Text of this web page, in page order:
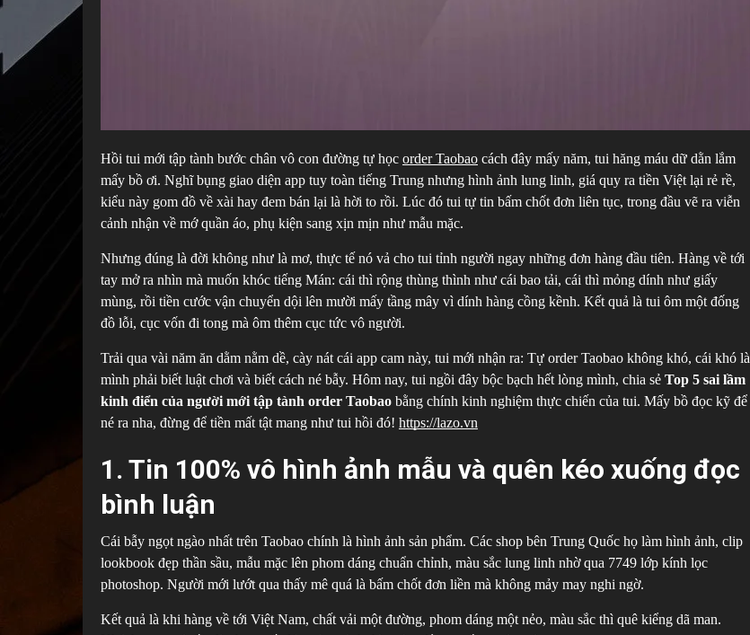
Hồi tui mới tập tành bước chân vô con đường tự học order Taobao cách đây mấy năm, tui hăng máu dữ dằn lắm
mấy bồ ơi. Nghĩ bụng giao diện app tuy toàn tiếng Trung nhưng hình ảnh lung linh, giá quy ra tiền Việt lại rẻ rề,
kiểu này gom đồ về xài hay đem bán lại là hời to rồi. Lúc đó tui tự tin bấm chốt đơn liên tục, trong đầu vẽ ra viễn
cảnh nhận về mớ quần áo, phụ kiện sang xịn mịn như mẫu mặc.
Nhưng đúng là đời không như là mơ, thực tế nó vả cho tui tỉnh người ngay những đơn hàng đầu tiên. Hàng về tới
tay mở ra nhìn mà muốn khóc tiếng Mán: cái thì rộng thùng thình như cái bao tải, cái thì mỏng dính như giấy
mùng, rồi tiền cước vận chuyển dội lên mười mấy tầng mây vì dính hàng cồng kềnh. Kết quả là tui ôm một đống
đồ lỗi, cục vốn đi tong mà ôm thêm cục tức vô người.
Trải qua vài năm ăn dằm nằm dề, cày nát cái app cam này, tui mới nhận ra: Tự order Taobao không khó, cái khó là
mình phải biết luật chơi và biết cách né bẫy. Hôm nay, tui ngồi đây bộc bạch hết lòng mình, chia sẻ Top 5 sai lầm
kinh điển của người mới tập tành order Taobao bằng chính kinh nghiệm thực chiến của tui. Mấy bồ đọc kỹ để
né ra nha, đừng để tiền mất tật mang như tui hồi đó! https://lazo.vn
1. Tin 100% vô hình ảnh mẫu và quên kéo xuống đọc
bình luận
Cái bẫy ngọt ngào nhất trên Taobao chính là hình ảnh sản phẩm. Các shop bên Trung Quốc họ làm hình ảnh, clip
lookbook đẹp thần sầu, mẫu mặc lên phom dáng chuẩn chỉnh, màu sắc lung linh nhờ qua 7749 lớp kính lọc
photoshop. Người mới lướt qua thấy mê quá là bấm chốt đơn liền mà không mảy may nghi ngờ.
Kết quả là khi hàng về tới Việt Nam, chất vải một đường, phom dáng một nẻo, màu sắc thì quê kiểng dã man.